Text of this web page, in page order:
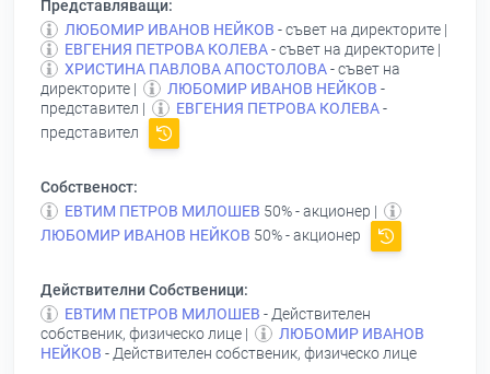
Представляващи:
ЛЮБОМИР ИВАНОВ НЕЙКОВ - съвет на директорите |
ЕВГЕНИЯ ПЕТРОВА КОЛЕВА- съвет на директорите |
ХРИСТИНА ПАВЛОВА АПОСТОЛОВА- съвет на
директорите |
ЛЮБОМИР ИВАНОВ НЕЙКОВ -
представител |
ЕВГЕНИЯ ПЕТРОВА КОЛЕВА-
представител
Собственост:
ЕВТИМ ПЕТРОВ МИЛОШЕВ 50% - акционер |
ЛЮБОМИР ИВАНОВ НЕЙКОВ 50% - акционер
Действителни Собственици:
ЕВТИМ ПЕТРОВ МИЛОШЕВ - Действителен
собственик, физическо лице |
ЛЮБОМИР ИВАНОВ
НЕЙКОВ - Действителен собственик, физическо лице